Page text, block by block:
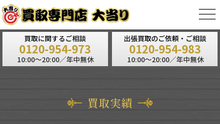
買取に関するご相談
0120-954-973
10:00～20:00／年中無休
出張買取のご依頼・ご相談
0120-954-983
10:00～20:00／年中無休
買取実績